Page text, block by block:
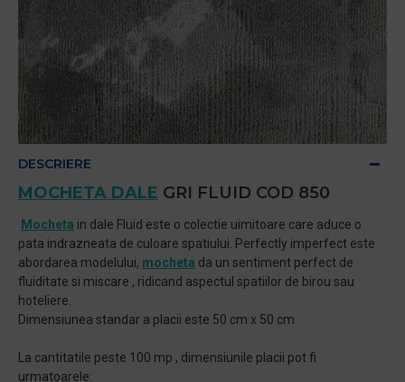
DESCRIERE
MOCHETA DALE GRI FLUID COD 850
Mocheta in dale Fluid este o colectie uimitoare care aduce o
pata indrazneata de culoare spatiului. Perfectly imperfect este
abordarea modelului, mocheta da un sentiment perfect de
fluiditate si miscare , ridicand aspectul spatiilor de birou sau
hoteliere.
Dimensiunea standar a placii este 50 cm x 50 cm
La cantitatile peste 100 mp , dimensiunile placii pot fi
urmatoarele: